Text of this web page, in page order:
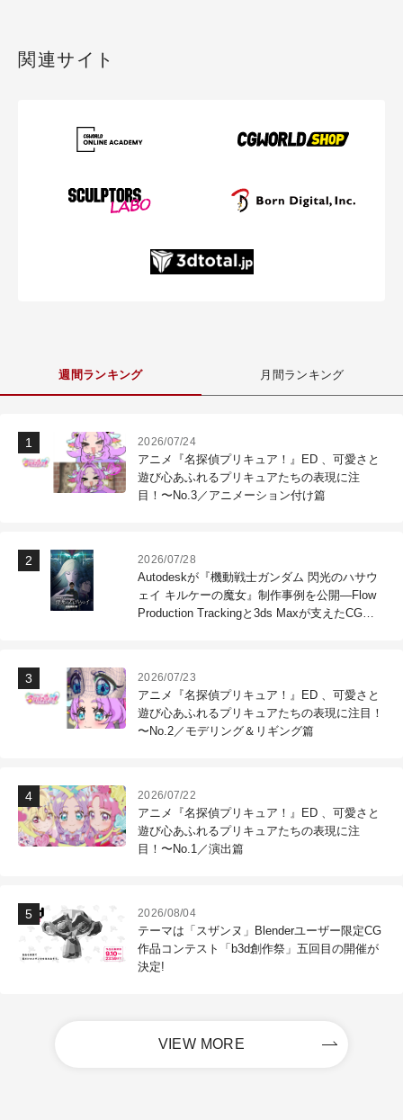
関連サイト
週間ランキング 月間ランキング
2026/07/24
アニメ『名探偵プリキュア！』ED 、可愛さと
遊び心あふれるプリキュアたちの表現に注
目！〜No.3／アニメーション付け篇
2026/07/28
Autodeskが『機動戦士ガンダム 閃光のハサウ
ェイ キルケーの魔女』制作事例を公開―Flow
Production Trackingと3ds Maxが支えたCG制
2026/07/23
アニメ『名探偵プリキュア！』ED 、可愛さと
遊び心あふれるプリキュアたちの表現に注目！
〜No.2／モデリング＆リギング篇
2026/07/22
アニメ『名探偵プリキュア！』ED 、可愛さと
遊び心あふれるプリキュアたちの表現に注
目！〜No.1／演出篇
2026/08/04
テーマは「スザンヌ」Blenderユーザー限定CG
作品コンテスト「b3d創作祭」五回目の開催が
決定!
VIEW MORE